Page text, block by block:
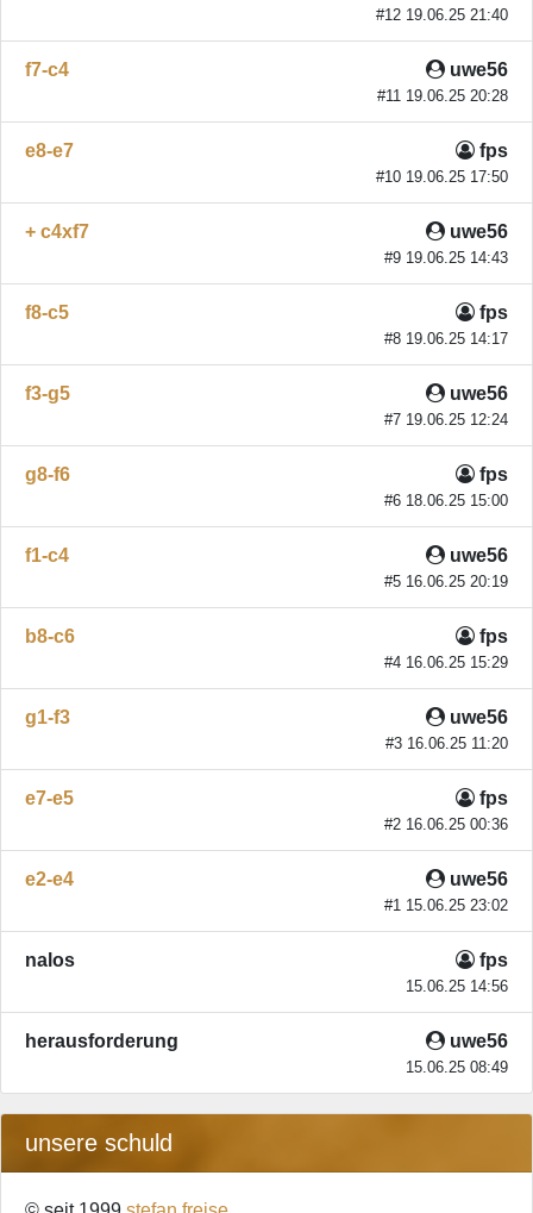
#12 19.06.25 21:40
uwe56
#11 19.06.25 20:28
f7-c4
fps
#10 19.06.25 17:50
e8-e7
uwe56
#9 19.06.25 14:43
+ c4xf7
fps
#8 19.06.25 14:17
f8-c5
uwe56
#7 19.06.25 12:24
f3-g5
fps
#6 18.06.25 15:00
g8-f6
uwe56
#5 16.06.25 20:19
f1-c4
fps
#4 16.06.25 15:29
b8-c6
uwe56
#3 16.06.25 11:20
g1-f3
fps
#2 16.06.25 00:36
e7-e5
uwe56
#1 15.06.25 23:02
e2-e4
fps
15.06.25 14:56
nalos
uwe56
15.06.25 08:49
herausforderung
unsere schuld